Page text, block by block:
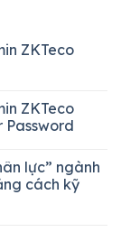
ZKTeco
ZKTeco
Password
lực” ngành
cách kỹ